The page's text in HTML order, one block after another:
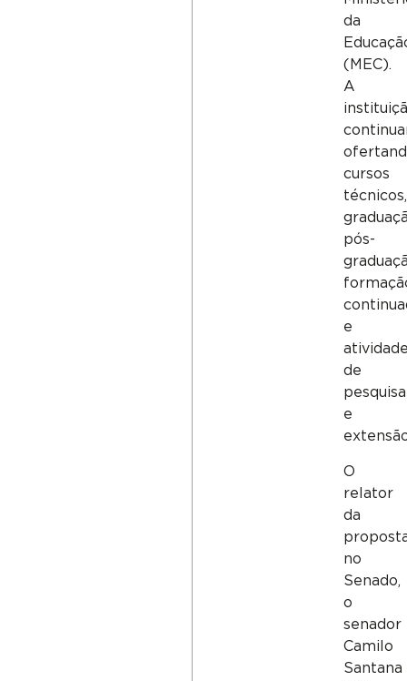
da
(MEC).
A
cursos
técnicos,
pós-
e
de
pesquisa
e
O
relator
da
no
Senado,
o
senador
Camilo
Santana